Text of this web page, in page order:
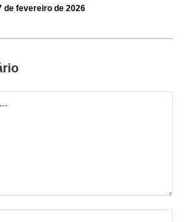
de fevereiro de 2026